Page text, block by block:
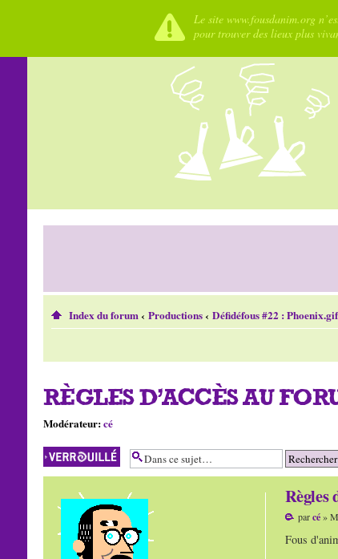
Le site www.fousdanim.org
pour trouver des lieux plus
Index du forum‹ Productions‹ Défidéfous #22 : Phoenix.gif
RÈGLES D'ACCÈS AU
Modérateur:cé
Sujet verrouillé
Règles
parcé»
Fous